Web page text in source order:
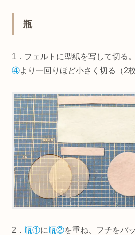
瓶
1．フェルトに型紙を写して切る
④より一回りほど小さく切る（2枚
2． 瓶①に瓶②を重ね、フチをバ